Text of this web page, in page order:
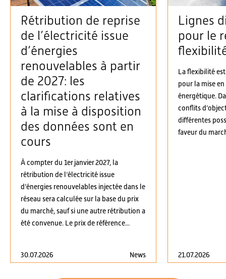
Rétribution de reprise
de l’électricité issue
d’énergies
renouvelables à partir
de 2027: les
clarifications relatives
à la mise à disposition
des données sont en
cours
À compter du 1er janvier 2027, la
rétribution de l’électricité issue
d’énergies renouvelables injectée dans le
réseau sera calculée sur la base du prix
du marché, sauf si une autre rétribution a
été convenue. Le prix de référence...
30.07.2026 News
Lignes
pour le
La flexibilité
pour la mise
énergétique.
conflits
différentes
faveur du
21.07.2026